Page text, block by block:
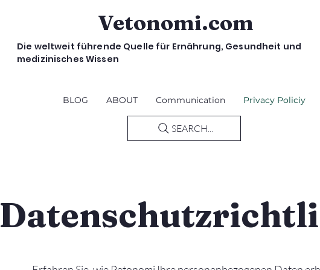
Vetonomi.com
Die weltweit führende Quelle für Ernährung, Gesundheit und
medizinisches Wissen
BLOG ABOUT Communication Privacy Policiy
SEARCH...